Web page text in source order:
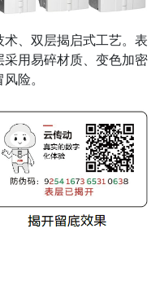
、双层揭启式工艺。表
用易碎材质、变色加密
险。